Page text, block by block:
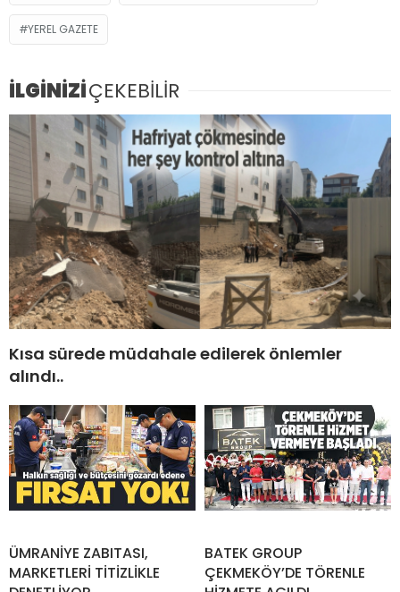
YEREL GAZETE
İLGİNİZİÇEKEBİLİR
Kısa sürede müdahale edilerek önlemler
alındı..
ÜMRANİYE ZABITASI,
MARKETLERİ TİTİZLİKLE
BATEK GROUP
ÇEKMEKÖY’DE TÖRENLE